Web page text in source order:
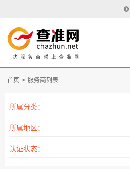
首页 > 服务商列表
所属分类：
所属地区：
认证状态：